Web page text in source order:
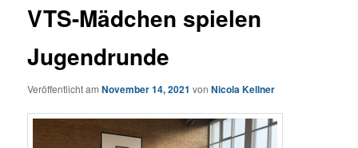
VTS-Mädchen spielen
Jugendrunde
Veröffentlicht amNovember 14, 2021 vonNicola Kellner